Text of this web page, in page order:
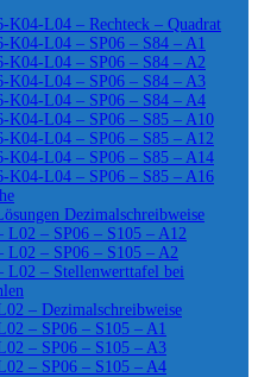
K04-L04 – Rechteck – Quadrat
K04-L04 – SP06 – S84 – A1
K04-L04 – SP06 – S84 – A2
K04-L04 – SP06 – S84 – A3
K04-L04 – SP06 – S84 – A4
K04-L04 – SP06 – S85 – A10
K04-L04 – SP06 – S85 – A12
K04-L04 – SP06 – S85 – A14
K04-L04 – SP06 – S85 – A16
Dezimalschreibweise
L02 – SP06 – S105 – A12
L02 – SP06 – S105 – A2
L02 – Stellenwerttafel bei
– Dezimalschreibweise
– SP06 – S105 – A1
– SP06 – S105 – A3
– SP06 – S105 – A4